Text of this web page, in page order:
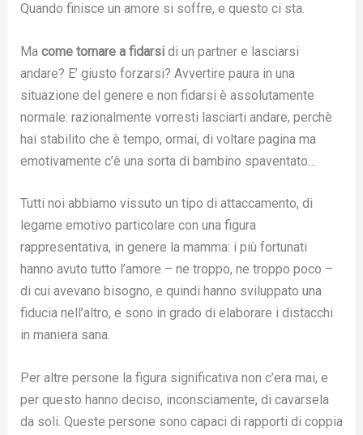
Quando finisce un amore si soffre, e questo ci sta.
Ma come tornare a fidarsidi un partner e lasciarsi
andare? E’ giusto forzarsi? Avvertire paura in una
situazione del genere e non fidarsi è assolutamente
normale: razionalmente vorresti lasciarti andare, perchè
hai stabilito che è tempo, ormai, di voltare pagina ma
emotivamente c’è una sorta di bambino spaventato…
Tutti noi abbiamo vissuto un tipo di attaccamento, di
legame emotivo particolare con una figura
rappresentativa, in genere la mamma: i più fortunati
hanno avuto tutto l’amore – ne troppo, ne troppo poco –
di cui avevano bisogno, e quindi hanno sviluppato una
fiducia nell’altro, e sono in grado di elaborare i distacchi
in maniera sana.
Per altre persone la figura significativa non c’era mai, e
per questo hanno deciso, inconsciamente, di cavarsela
da soli. Queste persone sono capaci di rapporti di coppia